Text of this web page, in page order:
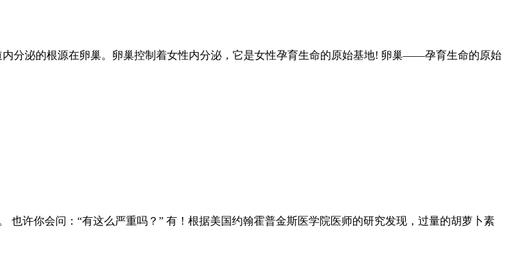
分泌的根源在卵巢。卵巢控制着女性内分泌，它是女性孕育生命的原始基地! 卵巢——孕育生命的原始
许你会问：“有这么严重吗？” 有！根据美国约翰霍普金斯医学院医师的研究发现，过量的胡萝卜素